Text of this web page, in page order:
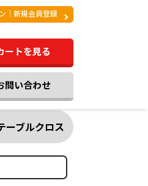
｜新規会員登録
ートを見る
問い合わせ
ーブルクロス